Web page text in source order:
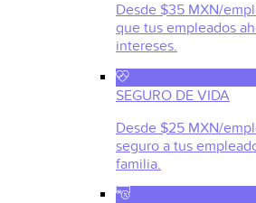
Desde $35 MXN/
que tus empleados
intereses.
SEGURO DE VIDA
Desde $25 MXN/
seguro a tus
familia.